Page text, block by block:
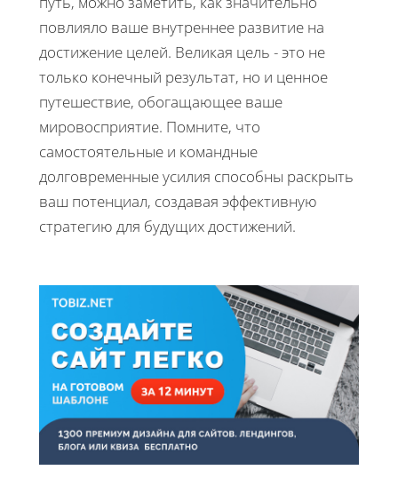
повлияло ваше внутреннее развитие на
достижение целей. Великая цель - это не
только конечный результат, но и ценное
путешествие, обогащающее ваше
мировосприятие. Помните, что
самостоятельные и командные
долговременные усилия способны раскрыть
ваш потенциал, создавая эффективную
стратегию для будущих достижений.